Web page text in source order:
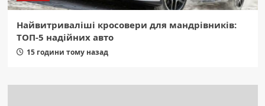
Найвитриваліші кросовери для мандрівників:
ТОП-5 надійних авто
15 години тому назад